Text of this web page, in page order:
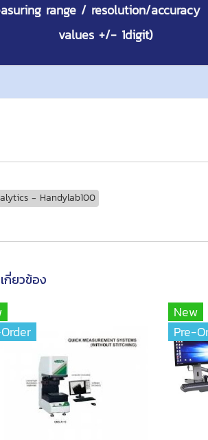
range / resolution/
values +/- 1digit)
- Handylab100
กี่ยวข้อง
New
Pre-